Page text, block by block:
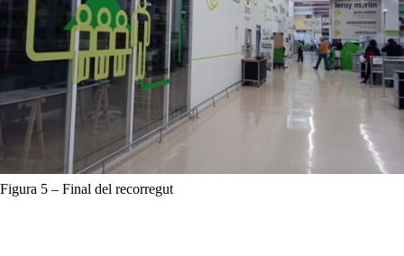
Figura 5 – Final del recorregut